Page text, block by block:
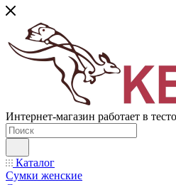
Интернет-магазин работает в
Каталог
Сумки женские